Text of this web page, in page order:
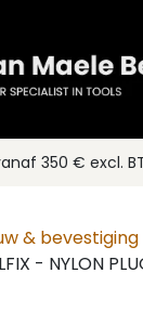
350 € excl.
& bevestiging
- NYLON